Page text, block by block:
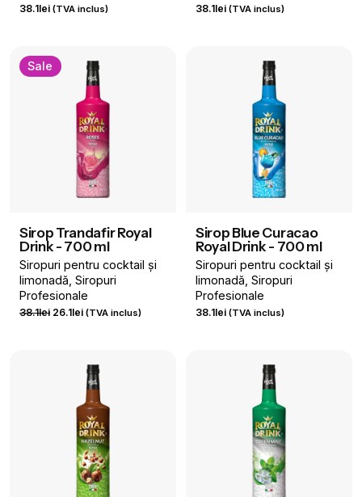
38.1lei (TVA inclus) 38.1lei (TVA inclus)
Sale
Sirop Trandafir Royal
Drink - 700 ml
Siropuri pentru cocktail și
limonadă Siropuri
Profesionale
38.1lei Prețul
38.1lei.
26.1leiPrețul
26.1lei.
(TVA inclus)
Sirop Blue Curacao
Royal Drink - 700 ml
Siropuri pentru cocktail și
limonadă Siropuri
Profesionale
38.1lei (TVA inclus)